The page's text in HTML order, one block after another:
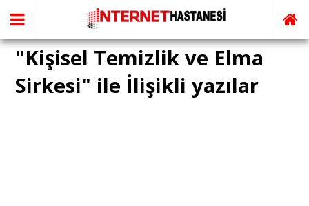
"Kişisel Temizlik ve Elma
Sirkesi" ile İlişikli yazılar